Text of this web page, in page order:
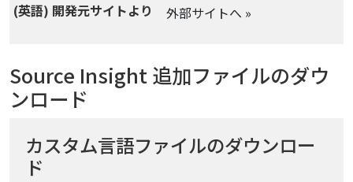
(英語) 開発元サイトより 外部サイトへ »
Source Insight 追加ファイルのダウ
ンロード
カスタム言語ファイルのダウンロー
ド